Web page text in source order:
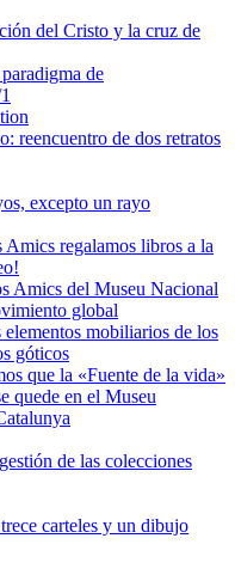
del Cristo y la cruz de
de
reencuentro de dos retratos
excepto un rayo
Amics regalamos libros a la
Amics del Museu Nacional
global
mobiliarios de los
góticos
que la «Fuente de la vida»
quede en el Museu
de las colecciones
carteles y un dibujo